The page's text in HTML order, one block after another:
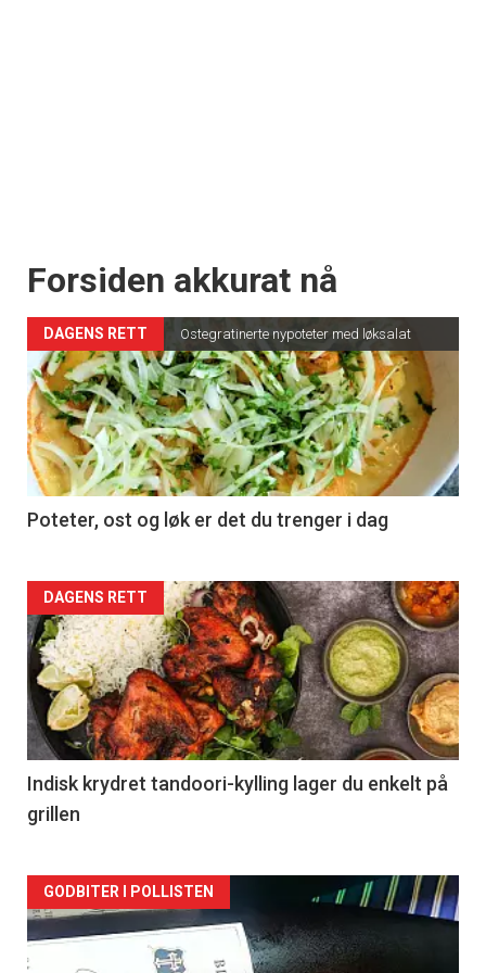
Forsiden akkurat nå
DAGENS RETT Ostegratinerte nypoteter med løksalat
Poteter, ost og løk er det du trenger i dag
Forsiden
akkurat
nå
-
2
DAGENS RETT
Indisk krydret tandoori-kylling lager du enkelt på
grillen
Forsiden
akkurat
GODBITER I POLLISTEN